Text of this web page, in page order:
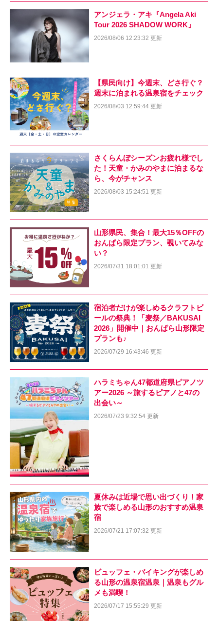
アンジェラ・アキ『Angela Aki
Tour 2026 SHADOW WORK』
2026/08/06 12:23:32 更新
【県民向け】今週末、どさ行ぐ？
週末に泊まれる温泉宿をチェック
2026/08/03 12:59:44 更新
さくらんぼシーズンお疲れ様でし
た！天童・かみのやまに泊まるな
ら、今がチャンス
2026/08/03 15:24:51 更新
山形県民、集合！最大15％OFFの
おんぱら限定プラン、覗いてみな
い？
2026/07/31 18:01:01 更新
宿泊者だけが楽しめるクラフトビ
ールの祭典！「麦祭／BAKUSAI
2026」開催中｜おんぱら山形限定
プランも♪
2026/07/29 16:43:46 更新
ハラミちゃん47都道府県ピアノツ
アー2026 ～旅するピアノと47の
出会い～
2026/07/23 9:32:54 更新
夏休みは近場で思い出づくり！家
族で楽しめる山形のおすすめ温泉
宿
2026/07/21 17:07:32 更新
ビュッフェ・バイキングが楽しめ
る山形の温泉宿温泉｜温泉もグル
メも満喫！
2026/07/17 15:55:29 更新